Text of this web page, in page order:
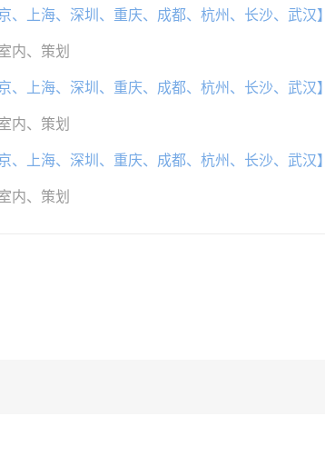
、上海、深圳、重庆、成都、杭州、长沙、武汉】
内、策划
、上海、深圳、重庆、成都、杭州、长沙、武汉】
内、策划
、上海、深圳、重庆、成都、杭州、长沙、武汉】
内、策划